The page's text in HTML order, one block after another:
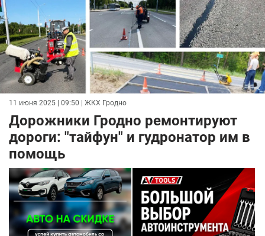
11 июня 2025 | 09:50 | ЖКХ Гродно
Дорожники Гродно ремонтируют
дороги: "тайфун" и гудронатор им в
помощь